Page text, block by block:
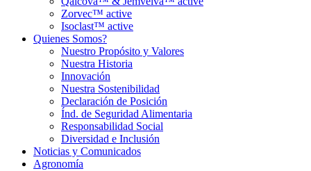
Zorvec™ active
Isoclast™ active
Quienes Somos?
Nuestro Propósito y Valores
Nuestra Historia
Innovación
Nuestra Sostenibilidad
Declaración de Posición
Índ. de Seguridad Alimentaria
Responsabilidad Social
Diversidad e Inclusión
Noticias y Comunicados
Agronomía